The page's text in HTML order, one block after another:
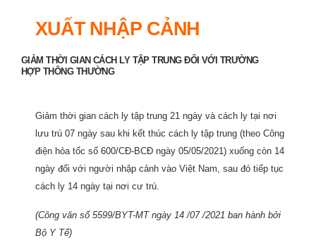
XUẤT NHẬP CẢNH
GIẢM THỜI GIAN CÁCH LY TẬP TRUNG ĐỐI VỚI TRƯỜNG
HỢP THÔNG THƯỜNG
Giảm thời gian cách ly tập trung 21 ngày và cách ly tại nơi
lưu trú 07 ngày sau khi kết thúc cách ly tập trung (theo Công
điện hỏa tốc số 600/CĐ-BCĐ ngày 05/05/2021) xuống còn 14
ngày đối với người nhập cảnh vào Việt Nam, sau đó tiếp tục
cách ly 14 ngày tại nơi cư trú.
(Công văn số 5599/BYT-MT ngày 14 /07 /2021 ban hành bởi
Bộ Y Tế)